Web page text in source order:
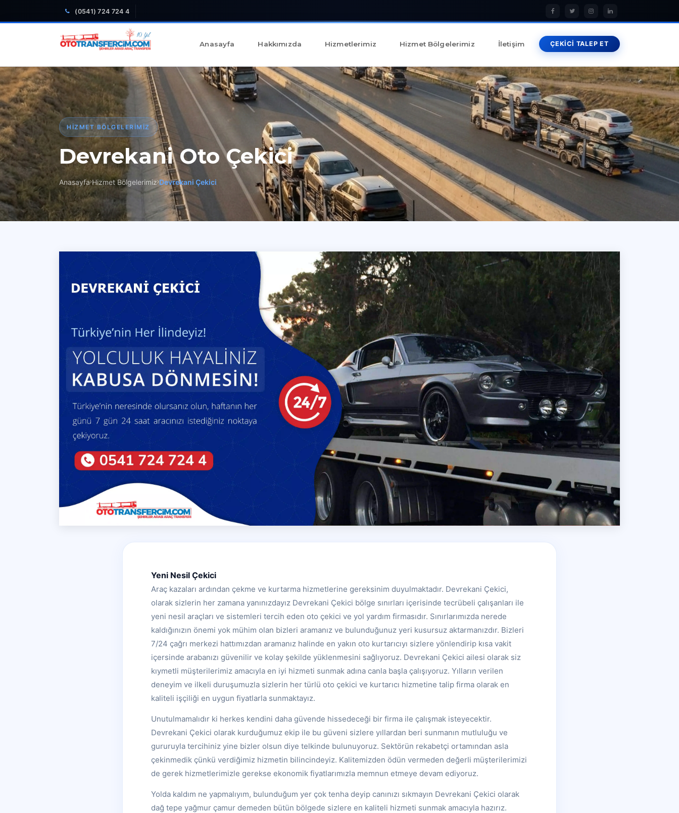
(0541) 724 724 4
Anasayfa Hakkımızda Hizmetlerimiz Hizmet Bölgelerimiz İletişim ÇEKİCİ TALEP ET
HIZMET BÖLGELERIMIZ
Devrekani Oto Çekici
Anasayfa Hizmet Bölgelerimiz Devrekani Çekici
Yeni Nesil Çekici
Araç kazaları ardından çekme ve kurtarma hizmetlerine gereksinim duyulmaktadır. Devrekani Çekici,
olarak sizlerin her zamana yanınızdayız Devrekani Çekici bölge sınırları içerisinde tecrübeli çalışanları ile
yeni nesil araçları ve sistemleri tercih eden oto çekici ve yol yardım firmasıdır. Sınırlarımızda nerede
kaldığınızın önemi yok mühim olan bizleri aramanız ve bulunduğunuz yeri kusursuz aktarmanızdır. Bizleri
7/24 çağrı merkezi hattımızdan aramanız halinde en yakın oto kurtarıcıyı sizlere yönlendirip kısa vakit
içersinde arabanızı güvenilir ve kolay şekilde yüklenmesini sağlıyoruz. Devrekani Çekici ailesi olarak siz
kıymetli müşterilerimiz amacıyla en iyi hizmeti sunmak adına canla başla çalışıyoruz. Yılların verilen
deneyim ve ilkeli duruşumuzla sizlerin her türlü oto çekici ve kurtarıcı hizmetine talip firma olarak en
kaliteli işçiliği en uygun fiyatlarla sunmaktayız.
Unutulmamalıdır ki herkes kendini daha güvende hissedeceği bir firma ile çalışmak isteyecektir.
Devrekani Çekici olarak kurduğumuz ekip ile bu güveni sizlere yıllardan beri sunmanın mutluluğu ve
gururuyla tercihiniz yine bizler olsun diye telkinde bulunuyoruz. Sektörün rekabetçi ortamından asla
çekinmedik çünkü verdiğimiz hizmetin bilincindeyiz. Kalitemizden ödün vermeden değerli müşterilerimizi
de gerek hizmetlerimizle gerekse ekonomik fiyatlarımızla memnun etmeye devam ediyoruz.
Yolda kaldım ne yapmalıyım, bulunduğum yer çok tenha deyip canınızı sıkmayın Devrekani Çekici olarak
dağ tepe yağmur çamur demeden bütün bölgede sizlere en kaliteli hizmeti sunmak amacıyla hazırız.